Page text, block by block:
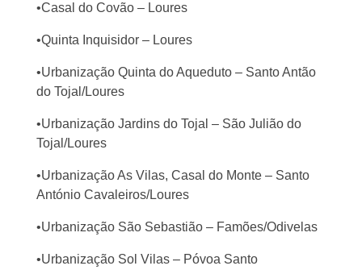
•Casal do Covão – Loures
•Quinta Inquisidor – Loures
•Urbanização Quinta do Aqueduto – Santo Antão
do Tojal/Loures
•Urbanização Jardins do Tojal – São Julião do
Tojal/Loures
•Urbanização As Vilas, Casal do Monte – Santo
António Cavaleiros/Loures
•Urbanização São Sebastião – Famões/Odivelas
•Urbanização Sol Vilas – Póvoa Santo